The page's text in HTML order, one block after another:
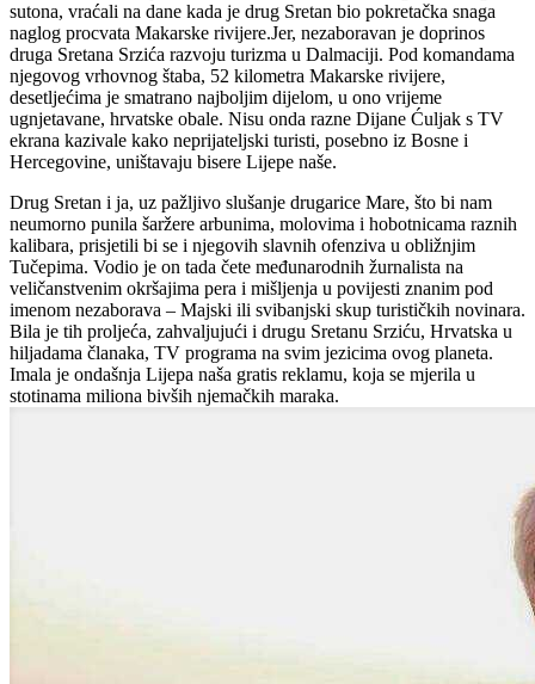
sutona, vraćali na dane kada je drug Sretan bio pokretačka snaga
naglog procvata Makarske rivijere.Jer, nezaboravan je doprinos
druga Sretana Srzića razvoju turizma u Dalmaciji. Pod komandama
njegovog vrhovnog štaba, 52 kilometra Makarske rivijere,
desetljećima je smatrano najboljim dijelom, u ono vrijeme
ugnjetavane, hrvatske obale. Nisu onda razne Dijane Ćuljak s TV
ekrana kazivale kako neprijateljski turisti, posebno iz Bosne i
Hercegovine, uništavaju bisere Lijepe naše.
Drug Sretan i ja, uz pažljivo slušanje drugarice Mare, što bi nam
neumorno punila šaržere arbunima, molovima i hobotnicama raznih
kalibara, prisjetili bi se i njegovih slavnih ofenziva u obližnjim
Tučepima. Vodio je on tada čete međunarodnih žurnalista na
veličanstvenim okršajima pera i mišljenja u povijesti znanim pod
imenom nezaborava – Majski ili svibanjski skup turističkih novinara.
Bila je tih proljeća, zahvaljujući i drugu Sretanu Srziću, Hrvatska u
hiljadama članaka, TV programa na svim jezicima ovog planeta.
Imala je ondašnja Lijepa naša gratis reklamu, koja se mjerila u
stotinama miliona bivših njemačkih maraka.